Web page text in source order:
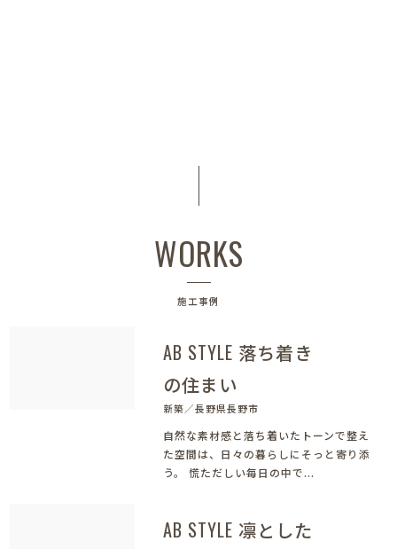
WORKS
施工事例
AB STYLE 落ち着き
の住まい
新築／長野県長野市
自然な素材感と落ち着いたトーンで整え
た空間は、日々の暮らしにそっと寄り添
う。 慌ただしい毎日の中で...
AB STYLE 凛とした